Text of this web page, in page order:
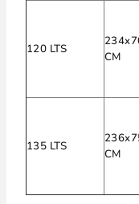
120 LTS
CM
135 LTS
CM